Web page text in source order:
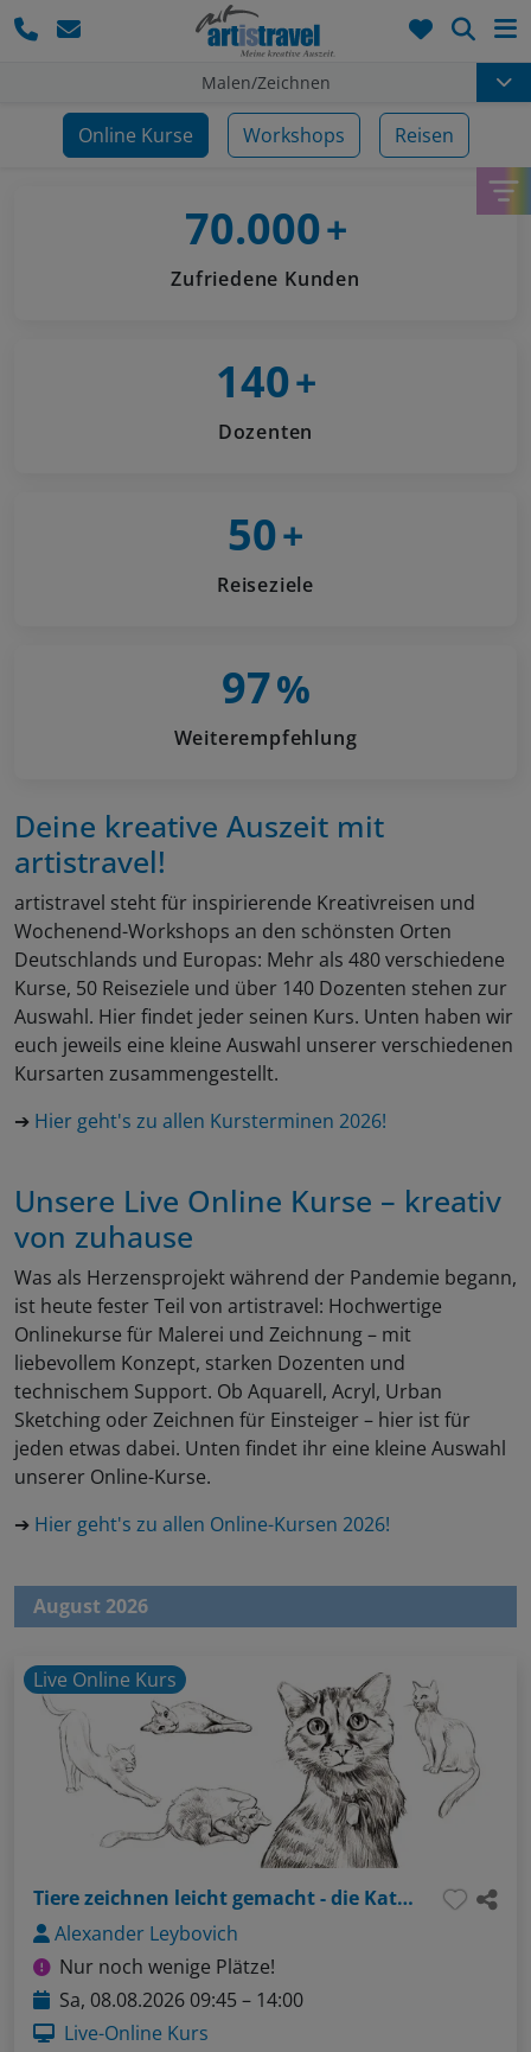
Malen/Zeichnen
Online Kurse Workshops Reisen
70.000+
Zufriedene Kunden
140+
Dozenten
50+
Reiseziele
97%
Weiterempfehlung
Deine kreative Auszeit mit
artistravel!
artistravel steht für inspirierende Kreativreisen und
Wochenend-Workshops an den schönsten Orten
Deutschlands und Europas: Mehr als 480 verschiedene
Kurse, 50 Reiseziele und über 140 Dozenten stehen zur
Auswahl. Hier findet jeder seinen Kurs. Unten haben wir
euch jeweils eine kleine Auswahl unserer verschiedenen
Kursarten zusammengestellt.
➔ Hier geht's zu allen Kursterminen 2026!
Unsere Live Online Kurse – kreativ
von zuhause
Was als Herzensprojekt während der Pandemie begann,
ist heute fester Teil von artistravel: Hochwertige
Onlinekurse für Malerei und Zeichnung – mit
liebevollem Konzept, starken Dozenten und
technischem Support. Ob Aquarell, Acryl, Urban
Sketching oder Zeichnen für Einsteiger – hier ist für
jeden etwas dabei. Unten findet ihr eine kleine Auswahl
unserer Online-Kurse.
➔ Hier geht's zu allen Online-Kursen 2026!
August 2026
Live Online Kurs
Tiere zeichnen leicht gemacht - die Katze
Alexander Leybovich
Nur noch wenige Plätze!
Sa, 08.08.2026 09:45 – 14:00
Live-Online Kurs